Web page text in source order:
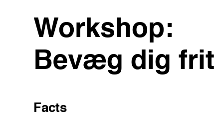
Workshop:
Bevæg dig frit
Facts